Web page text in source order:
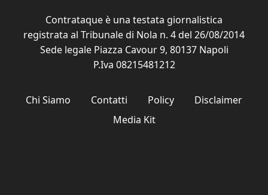
Contrataque è una testata giornalistica
registrata al Tribunale di Nola n. 4 del 26/08/2014
Sede legale Piazza Cavour 9, 80137 Napoli
P.Iva 08215481212
Chi Siamo Contatti Policy
Disclaimer
Media Kit